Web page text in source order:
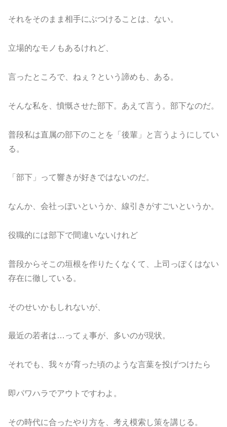
それをそのまま相手にぶつけることは、ない。
立場的なモノもあるけれど、
言ったところで、ねぇ？という諦めも、ある。
そんな私を、憤慨させた部下。あえて言う。部下なのだ。
普段私は直属の部下のことを「後輩」と言うようにしてい
る。
「部下」って響きが好きではないのだ。
なんか、会社っぽいというか、線引きがすごいというか。
役職的には部下で間違いないけれど
普段からそこの垣根を作りたくなくて、上司っぽくはない
存在に徹している。
そのせいかもしれないが、
最近の若者は…ってぇ事が、多いのが現状。
それでも、我々が育った頃のような言葉を投げつけたら
即パワハラでアウトですわよ。
その時代に合ったやり方を、考え模索し策を講じる。